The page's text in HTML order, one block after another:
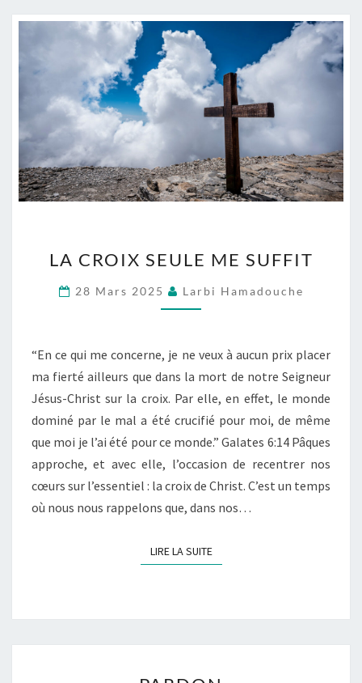
CROIX
SEULE
ME
LA CROIX SEULE ME SUFFIT
28 Mars 2025 Larbi Hamadouche
“En ce qui me concerne, je ne veux à aucun prix placer
ma fierté ailleurs que dans la mort de notre Seigneur
Jésus-Christ sur la croix. Par elle, en effet, le monde
dominé par le mal a été crucifié pour moi, de même
que moi je l’ai été pour ce monde.” Galates 6:14 Pâques
approche, et avec elle, l’occasion de recentrer nos
cœurs sur l’essentiel : la croix de Christ. C’est un temps
où nous nous rappelons que, dans nos…
LIRE LA SUITELIRE LA SUITE